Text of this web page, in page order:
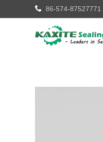
86-574-87527771